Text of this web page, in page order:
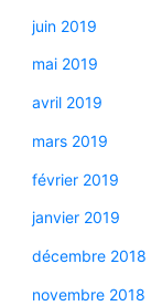
juin 2019
mai 2019
avril 2019
mars 2019
février 2019
janvier 2019
décembre 2018
novembre 2018